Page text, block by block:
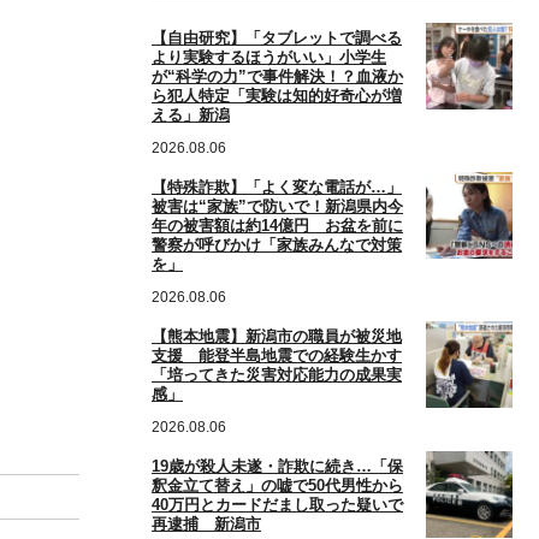
【自由研究】「タブレットで調べる
より実験するほうがいい」小学生
が“科学の力”で事件解決！？血液か
ら犯人特定「実験は知的好奇心が増
える」新潟
2026.08.06
【特殊詐欺】「よく変な電話が…」
被害は“家族”で防いで！新潟県内今
年の被害額は約14億円 お盆を前に
警察が呼びかけ「家族みんなで対策
を」
2026.08.06
【熊本地震】新潟市の職員が被災地
支援 能登半島地震での経験生かす
「培ってきた災害対応能力の成果実
感」
2026.08.06
19歳が殺人未遂・詐欺に続き…「保
釈金立て替え」の嘘で50代男性から
40万円とカードだまし取った疑いで
再逮捕 新潟市